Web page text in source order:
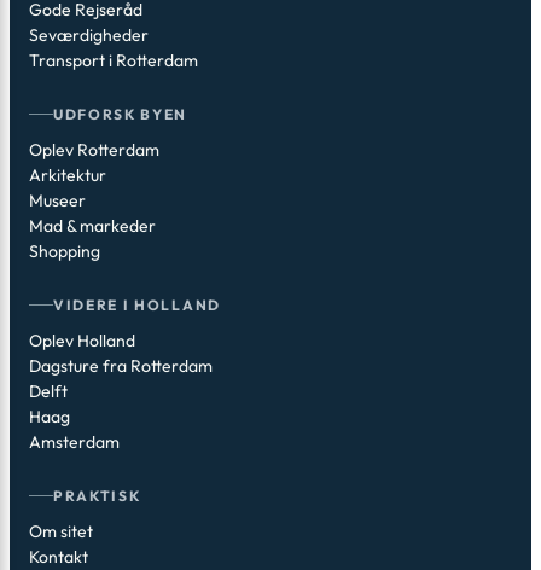
Gode Rejseråd
Seværdigheder
Transport i Rotterdam
UDFORSK BYEN
Oplev Rotterdam
Arkitektur
Museer
Mad & markeder
Shopping
VIDERE I HOLLAND
Oplev Holland
Dagsture fra Rotterdam
Delft
Haag
Amsterdam
PRAKTISK
Om sitet
Kontakt